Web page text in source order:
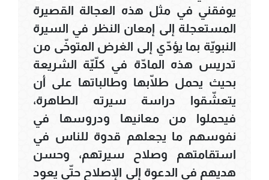
يوفقني في مثل هذه العجالة القصيرة
المستعجلة إلى إمعان النظر في السيرة
النبويّة بما يؤدّي إلى الغرض المتوخّى من
تدريس هذه المادّة في كلّيّة الشريعة
بحيث يحمل طلّابها وطالباتها على أن
يتعشّقوا دراسة سيرته الطاهرة،
فيحملوا من معانيها ودروسها في
نفوسهم ما يجعلهم قدوة للناس في
استقامتهم وصلاح سيرتهم، وحسن
هديهم في الدعوة إلى الإصلاح حتّى يعود